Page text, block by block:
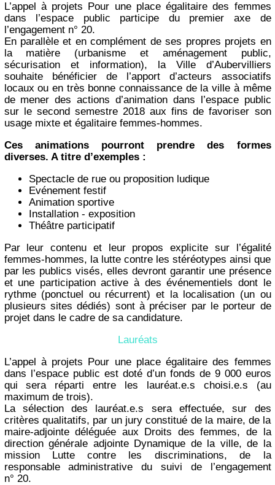
L’appel à projets Pour une place égalitaire des femmes
dans l’espace public participe du premier axe de
l’engagement n° 20.
En parallèle et en complément de ses propres projets en
la matière (urbanisme et aménagement public,
sécurisation et information), la Ville d’Aubervilliers
souhaite bénéficier de l’apport d’acteurs associatifs
locaux ou en très bonne connaissance de la ville à même
de mener des actions d’animation dans l’espace public
sur le second semestre 2018 aux fins de favoriser son
usage mixte et égalitaire femmes-hommes.
Ces animations pourront prendre des formes
diverses. A titre d’exemples :
Spectacle de rue ou proposition ludique
Evénement festif
Animation sportive
Installation - exposition
Théâtre participatif
Par leur contenu et leur propos explicite sur l’égalité
femmes-hommes, la lutte contre les stéréotypes ainsi que
par les publics visés, elles devront garantir une présence
et une participation active à des événementiels dont le
rythme (ponctuel ou récurrent) et la localisation (un ou
plusieurs sites dédiés) sont à préciser par le porteur de
projet dans le cadre de sa candidature.
Lauréats
L’appel à projets Pour une place égalitaire des femmes
dans l’espace public est doté d’un fonds de 9 000 euros
qui sera réparti entre les lauréat.e.s choisi.e.s (au
maximum de trois).
La sélection des lauréat.e.s sera effectuée, sur des
critères qualitatifs, par un jury constitué de la maire, de la
maire-adjointe déléguée aux Droits des femmes, de la
direction générale adjointe Dynamique de la ville, de la
mission Lutte contre les discriminations, de la
responsable administrative du suivi de l’engagement
n° 20.